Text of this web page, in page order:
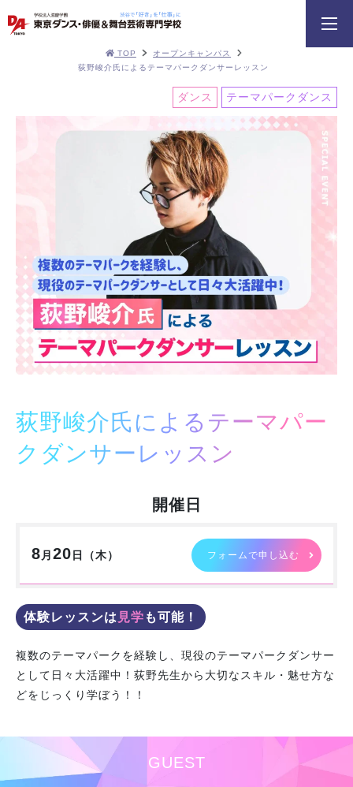
TOP
オープンキャンパス
荻野峻介氏によるテーマパークダンサーレッスン
ダンス テーマパークダンス
荻野峻介氏によるテーマパー
クダンサーレッスン
開催日
8 月 20 日（木） フォームで申し込む
体験レッスンは 見学 も可能！
複数のテーマパークを経験し、現役のテーマパークダンサー
として日々大活躍中！荻野先生から大切なスキル・魅せ方な
どをじっくり学ぼう！！
GUEST
鹿島 良太氏によるミュージカル俳優
／テーマパークアクターレッスン
イベント一覧を見る
学校紹介
学科・専攻
教育システム
入学案内
スクールライフ
訪問者別